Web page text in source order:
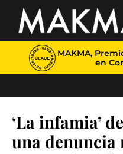
MAKMA,
en
‘La infamia’
una denuncia